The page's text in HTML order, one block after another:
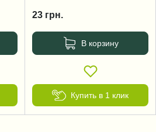
23 грн.
В корзину
Купить в 1 клик